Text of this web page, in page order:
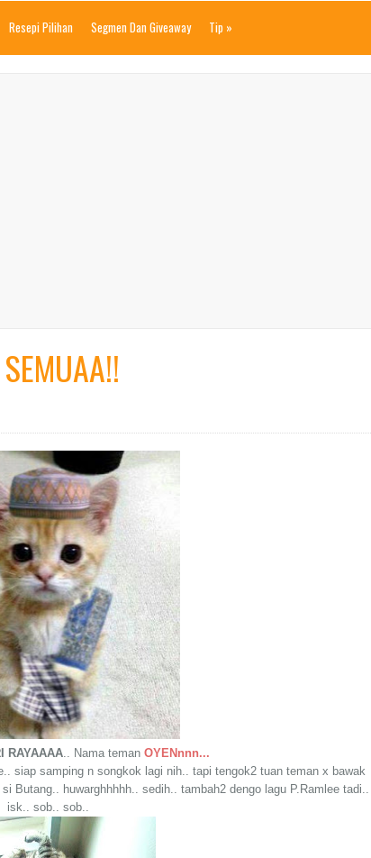
Resepi Pilihan Segmen Dan Giveaway Tip »
RAYAAAA.. Nama teman OYENnnn...
siap samping n songkok lagi nih.. tapi tengok2 tuan teman x bawak
Butang.. huwarghhhhh.. sedih.. tambah2 dengo lagu P.Ramlee tadi..
isk.. sob.. sob..